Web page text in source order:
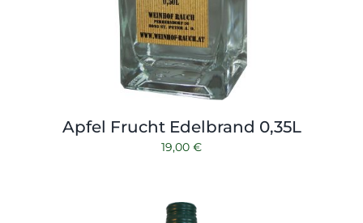
Apfel Frucht Edelbrand 0,35L
19,00 €